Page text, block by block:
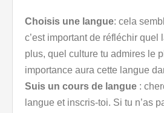
Choisis une langue: cela
c’est important de réfléchir quel
plus, quel culture tu admires le
importance aura cette langue
Suis un cours de langue :
langue et inscris-toi. Si tu n’as